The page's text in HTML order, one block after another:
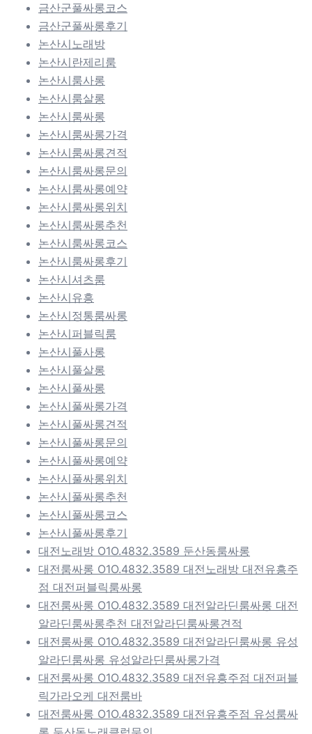
금산군풀싸롱코스
금산군풀싸롱후기
논산시노래방
논산시란제리룸
논산시룸사롱
논산시룸살롱
논산시룸싸롱
논산시룸싸롱가격
논산시룸싸롱견적
논산시룸싸롱문의
논산시룸싸롱예약
논산시룸싸롱위치
논산시룸싸롱추천
논산시룸싸롱코스
논산시룸싸롱후기
논산시셔츠룸
논산시유흥
논산시정통룸싸롱
논산시퍼블릭룸
논산시풀사롱
논산시풀살롱
논산시풀싸롱
논산시풀싸롱가격
논산시풀싸롱견적
논산시풀싸롱문의
논산시풀싸롱예약
논산시풀싸롱위치
논산시풀싸롱추천
논산시풀싸롱코스
논산시풀싸롱후기
대전노래방 O1O.4832.3589 둔산동룸싸롱
대전룸싸롱 O1O.4832.3589 대전노래방 대전유흥주
점 대전퍼블릭룸싸롱
대전룸싸롱 O1O.4832.3589 대전알라딘룸싸롱 대전
알라딘룸싸롱추천 대전알라딘룸싸롱견적
대전룸싸롱 O1O.4832.3589 대전알라딘룸싸롱 유성
알라딘룸싸롱 유성알라딘룸싸롱가격
대전룸싸롱 O1O.4832.3589 대전유흥주점 대전퍼블
릭가라오케 대전룸바
대전룸싸롱 O1O.4832.3589 대전유흥주점 유성룸싸